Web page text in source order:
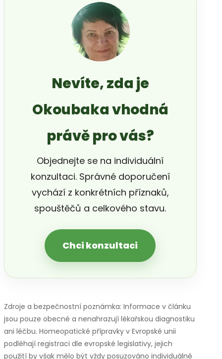
Nevíte, zda je
Okoubaka vhodná
právě pro vás?
Objednejte se na individuální
konzultaci. Správné doporučení
vychází z konkrétních příznaků,
spouštěčů a celkového stavu.
Chci konzultaci
Zdroje a bezpečnostní poznámka: Informace v článku
jsou pouze obecné a nenahrazují lékařskou diagnostiku
ani léčbu. Homeopatické přípravky v Evropské unii
podléhají registraci dle evropské legislativy, jejich
použití by však mělo být vždy posuzováno individuálně